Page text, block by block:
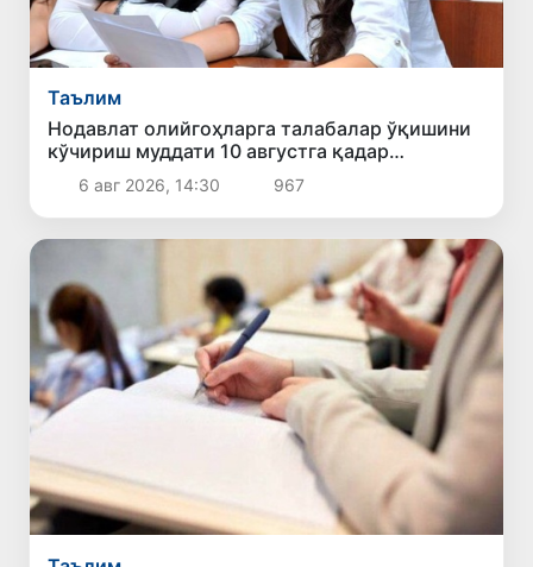
Таълим
Нодавлат олийгоҳларга талабалар ўқишини
кўчириш муддати 10 августга қадар
узайтирилди
6 авг 2026, 14:30 967